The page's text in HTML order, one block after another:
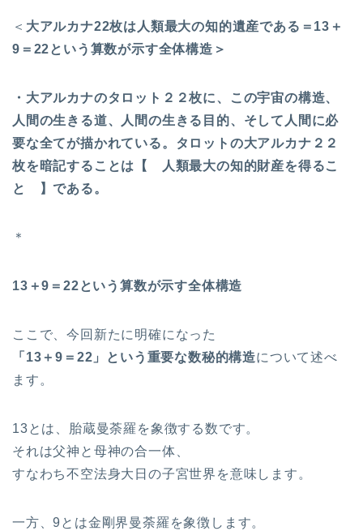
＜ 大アルカナ22枚は人類最大の知的遺産である＝13＋
9＝22という算数が示す全体構造＞
・大アルカナのタロット２２枚に、この宇宙の構造、
人間の生きる道、人間の生きる目的、そして人間に必
要な全てが描かれている。タロットの大アルカナ２２
枚を暗記することは【 人類最大の知的財産を得るこ
と 】である。
＊
13＋9＝22という算数が示す全体構造
ここで、今回新たに明確になった
「13＋9＝22」という重要な数秘的構造について述べ
ます。
13とは、胎蔵曼荼羅を象徴する数です。
それは父神と母神の合一体、
すなわち不空法身大日の子宮世界を意味します。
一方、9とは金剛界曼荼羅を象徴します。